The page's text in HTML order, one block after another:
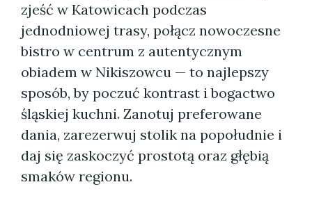
zjeść w Katowicach podczas
jednodniowej trasy, połącz nowoczesne
bistro w centrum z autentycznym
obiadem w Nikiszowcu — to najlepszy
sposób, by poczuć kontrast i bogactwo
śląskiej kuchni. Zanotuj preferowane
dania, zarezerwuj stolik na popołudnie i
daj się zaskoczyć prostotą oraz głębią
smaków regionu.